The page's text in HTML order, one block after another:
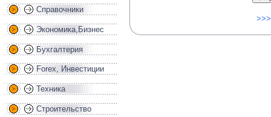
Справочники
Экономика,Бизнес
Бухгалтерия
Forex, Инвестиции
Техника
Строительство